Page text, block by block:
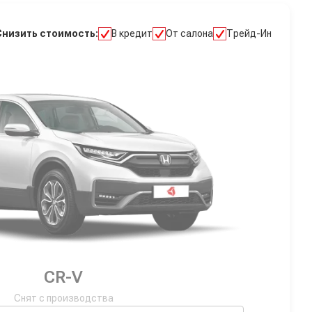
стоимость: В кредит От салона Трейд-Ин
CR-V
Снят с производства